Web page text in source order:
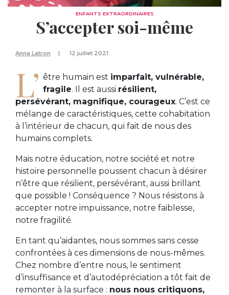
ENFANTS EXTRAORDINAIRES
S’accepter soi-même
Anna Latron 12 juillet 2021
L’ être humain est imparfait, vulnérable,
fragile. Il est aussi résilient,
persévérant, magnifique, courageux. C’est ce
mélange de caractéristiques, cette cohabitation
à l’intérieur de chacun, qui fait de nous des
humains complets.
Mais notre éducation, notre société et notre
histoire personnelle poussent chacun à désirer
n’être que résilient, persévérant, aussi brillant
que possible ! Conséquence ? Nous résistons à
accepter notre impuissance, notre faiblesse,
notre fragilité.
En tant qu’aidantes, nous sommes sans cesse
confrontées à ces dimensions de nous-mêmes.
Chez nombre d’entre nous, le sentiment
d’insuffisance et d’autodépréciation a tôt fait de
remonter à la surface : nous nous critiquons,